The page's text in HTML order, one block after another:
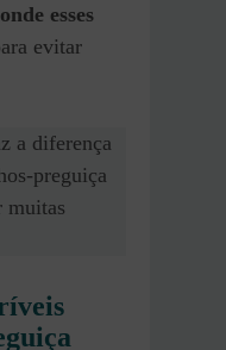
esses
evitar
a diferença
preguiça
muitas